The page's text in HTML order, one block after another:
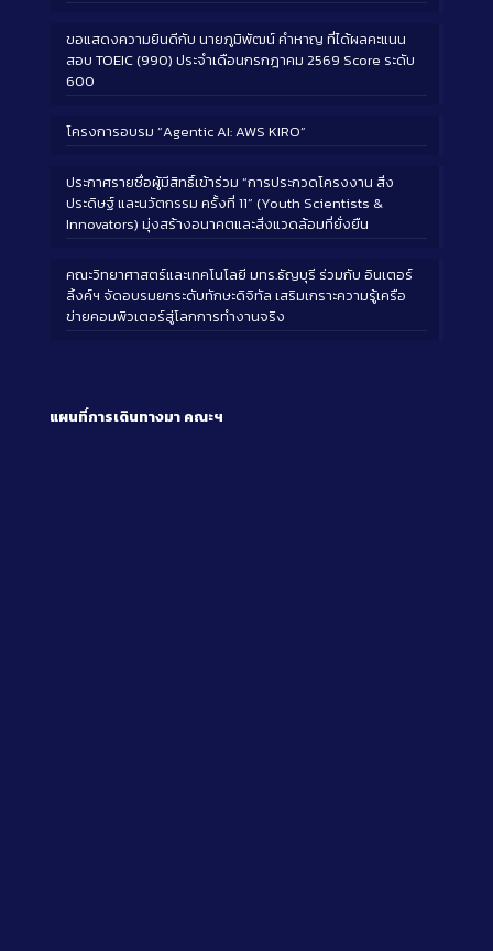
ขอแสดงความยินดีกับ นายภูมิพัฒน์ คำหาญ ที่ได้ผลคะแนน
สอบ TOEIC (990) ประจำเดือนกรกฎาคม 2569 Score ระดับ
600
โครงการอบรม “Agentic AI: AWS KIRO”
ประกาศรายชื่อผู้มีสิทธิ์เข้าร่วม “การประกวดโครงงาน สิ่ง
ประดิษฐ์ และนวัตกรรม ครั้งที่ 11” (Youth Scientists &
Innovators) มุ่งสร้างอนาคตและสิ่งแวดล้อมที่ยั่งยืน
คณะวิทยาศาสตร์และเทคโนโลยี มทร.ธัญบุรี ร่วมกับ อินเตอร์
ลิ้งค์ฯ จัดอบรมยกระดับทักษะดิจิทัล เสริมเกราะความรู้เครือ
ข่ายคอมพิวเตอร์สู่โลกการทำงานจริง
แผนที่การเดินทางมา คณะฯ